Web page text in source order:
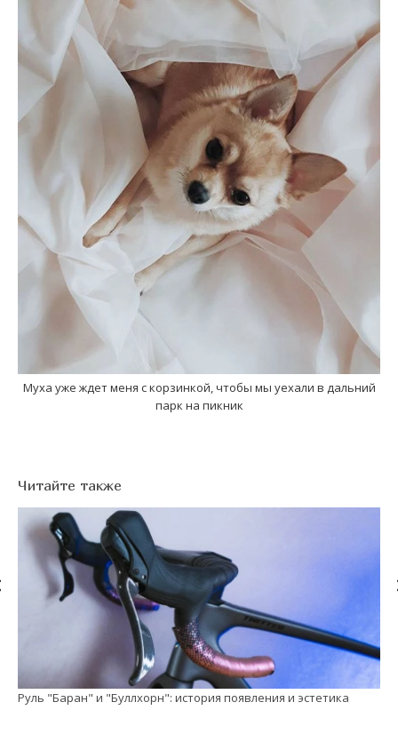
Муха уже ждет меня с корзинкой, чтобы мы уехали в дальний
парк на пикник
Читайте также
Руль "Баран" и "Буллхорн": история появления и эстетика